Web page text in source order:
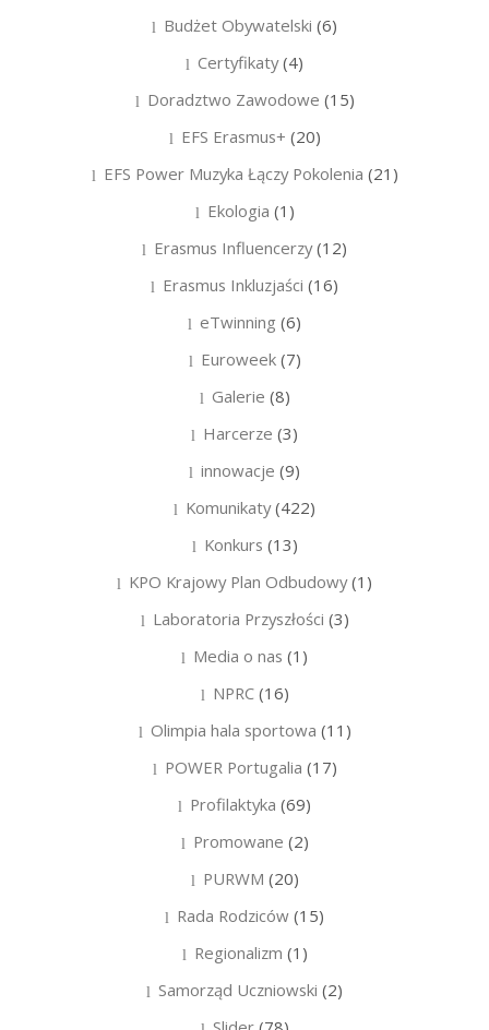
Budżet Obywatelski (6)
Certyfikaty(4)
Doradztwo Zawodowe (15)
EFS Erasmus+ (20)
EFS Power Muzyka Łączy Pokolenia (21)
Ekologia (1)
Erasmus Influencerzy(12)
Erasmus Inkluzjaści (16)
eTwinning (6)
Euroweek(7)
Galerie (8)
Harcerze (3)
innowacje (9)
Komunikaty(422)
Konkurs (13)
KPO Krajowy Plan Odbudowy(1)
Laboratoria Przyszłości (3)
Media o nas (1)
NPRC(16)
Olimpia hala sportowa (11)
POWER Portugalia (17)
Profilaktyka (69)
Promowane (2)
PURWM (20)
Rada Rodziców (15)
Regionalizm (1)
Samorząd Uczniowski (2)